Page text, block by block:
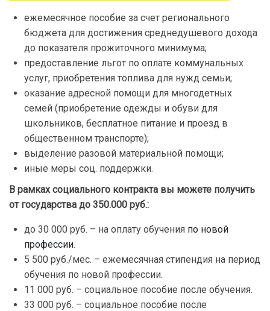
ежемесячное пособие за счет регионального
бюджета для достижения среднедушевого дохода
до показателя прожиточного минимума;
предоставление льгот по оплате коммунальных
услуг, приобретения топлива для нужд семьи;
оказание адресной помощи для многодетных
семей (приобретение одежды и обуви для
школьников, бесплатное питание и проезд в
общественном транспорте);
выделение разовой материальной помощи;
иные меры соц. поддержки.
В рамках социального контракта вы можете получить
от государства до 350.000 руб.:
до 30 000 руб. – на оплату обучения по новой
профессии.
5 500 руб./мес. – ежемесячная стипендия на период
обучения по новой профессии.
11 000 руб. – социальное пособие после обучения.
33 000 руб. – социальное пособие после